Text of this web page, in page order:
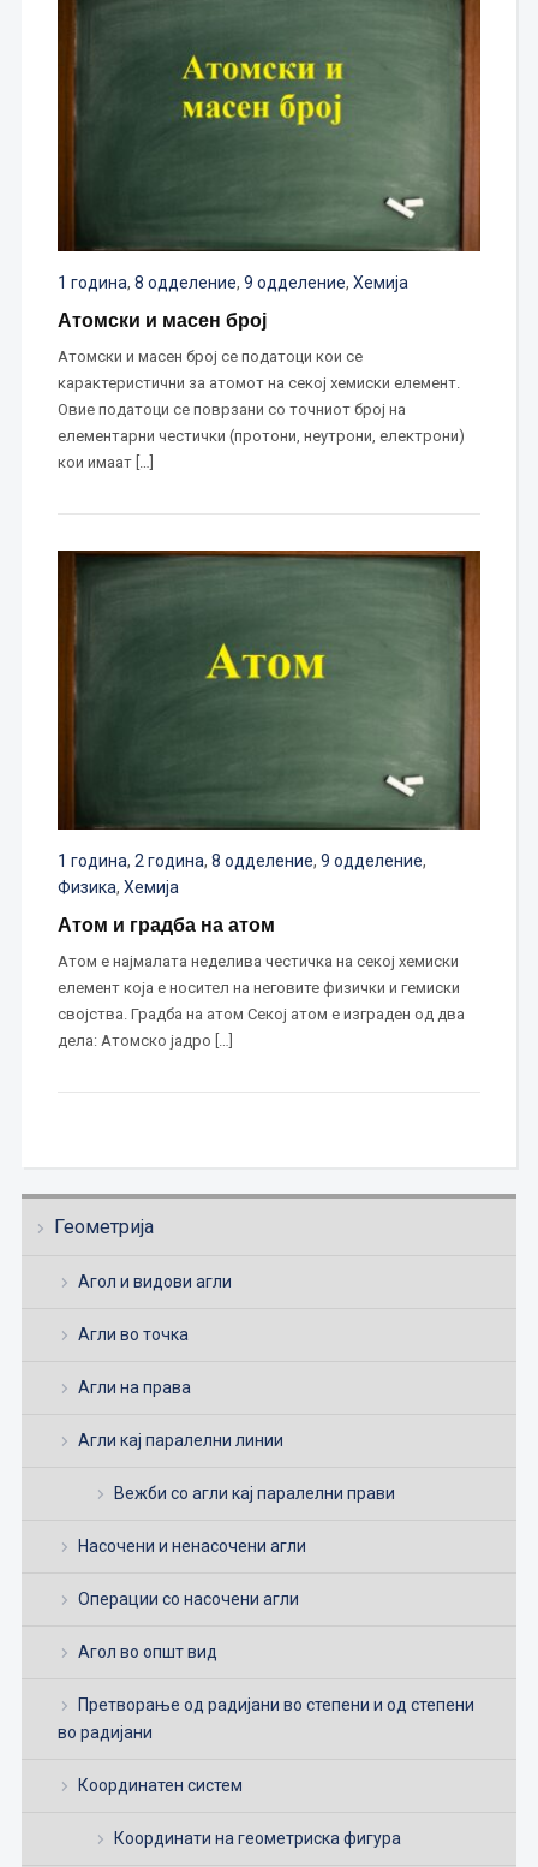
Геометрија
Агол и видови агли
Агли во точка
Агли на права
Агли кај паралелни линии
Вежби со агли кај паралелни прави
Насочени и ненасочени агли
Операции со насочени агли
Агол во општ вид
Претворање од радијани во степени и од степени
во радијани
Координатен систем
Координати на геометриска фигура
1 година, 8 одделение, 9 одделение, Хемија
Атомски и масен број
Атомски и масен број се податоци кои се
карактеристични за атомот на секој хемиски елемент.
Овие податоци се поврзани со точниот број на
елементарни честички (протони, неутрони, електрони)
кои имаат […]
1 година, 2 година, 8 одделение, 9 одделение,
Физика, Хемија
Атом и градба на атом
Атом е најмалата неделива честичка на секој хемиски
елемент која е носител на неговите физички и гемиски
својства. Градба на атом Секој атом е изграден од два
дела: Атомско јадро […]